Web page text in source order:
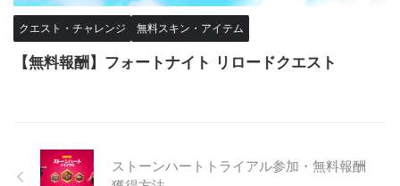
クエスト・チャレンジ 無料スキン・アイテム
【無料報酬】フォートナイト リロードクエスト
ストーンハートトライアル参加・無料報酬